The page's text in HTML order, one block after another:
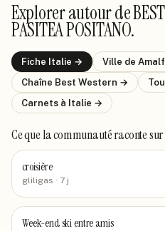
Explorer autour de
PASITEA POSITANO.
Fiche Italie → Ville de
Chaîne Best Western →
Carnets à Italie →
Ce que la communauté raconte
croisière
gliligas · 7 j
Week-end ski entre amis